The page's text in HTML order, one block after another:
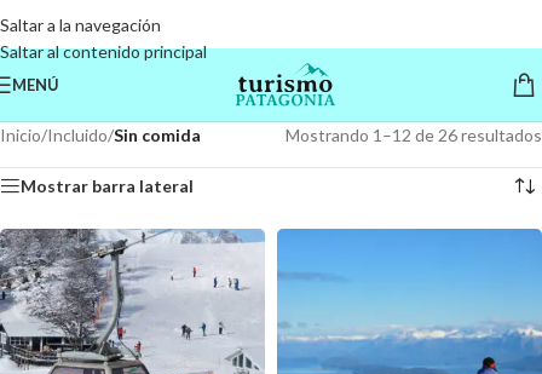
Saltar a la navegación
Saltar al contenido principal
MENÚ
Inicio/Incluido/Sin comida Mostrando 1–12 de 26 resultados
Mostrar barra lateral